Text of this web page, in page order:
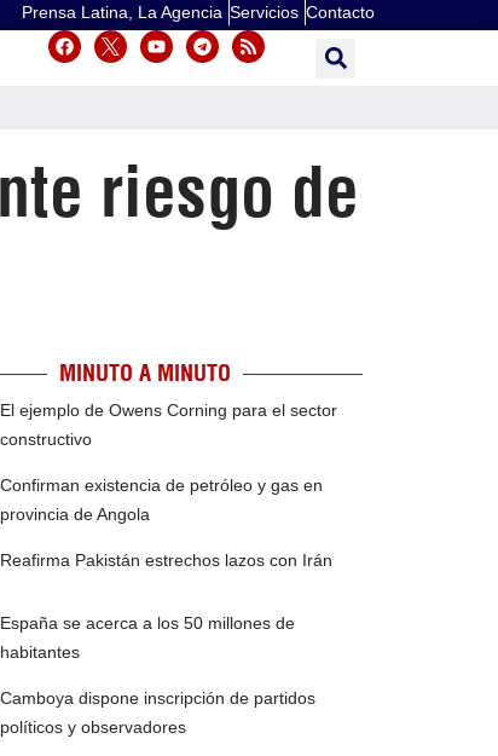
Prensa Latina, La Agencia Servicios Contacto
riesgo de
MINUTO A MINUTO
El ejemplo de Owens Corning para el sector
constructivo
Confirman existencia de petróleo y gas en
provincia de Angola
Reafirma Pakistán estrechos lazos con Irán
España se acerca a los 50 millones de
habitantes
Camboya dispone inscripción de partidos
políticos y observadores